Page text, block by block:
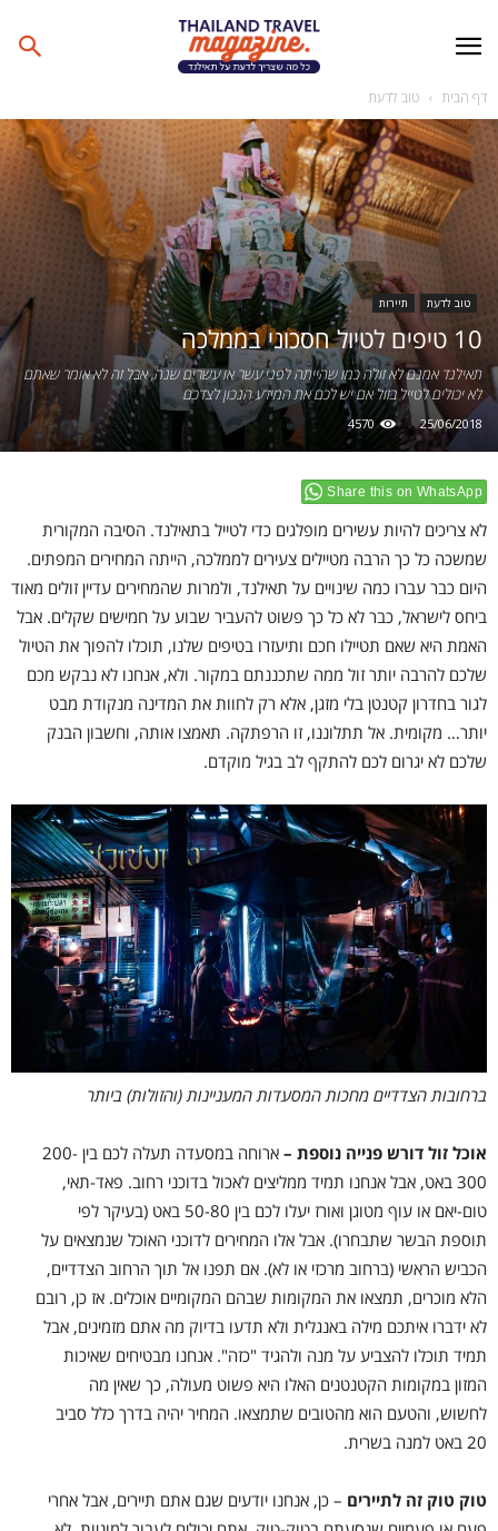
דף הבית טוב לדעת
טוב לדעת תיירות
10 טיפים לטיול חסכוני בממלכה
תאילנד אמנם לא זולה כמו שהייתה לפני עשר או עשרים שנה, אבל זה לא אומר שאתם
לא יכולים לטייל בזול אם יש לכם את המידע הנכון לצדכם
25/06/2018
4570
Share this on WhatsApp
לא צריכים להיות עשירים מופלגים כדי לטייל בתאילנד. הסיבה המקורית
שמשכה כל כך הרבה מטיילים צעירים לממלכה, הייתה המחירים המפתים.
היום כבר עברו כמה שינויים על תאילנד, ולמרות שהמחירים עדיין זולים מאוד
ביחס לישראל, כבר לא כל כך פשוט להעביר שבוע על חמישים שקלים. אבל
האמת היא שאם תטיילו חכם ותיעזרו בטיפים שלנו, תוכלו להפוך את הטיול
שלכם להרבה יותר זול ממה שתכננתם במקור. ולא, אנחנו לא נבקש מכם
לגור בחדרון קטנטן בלי מזגן, אלא רק לחוות את המדינה מנקודת מבט
יותר… מקומית. אל תתלוננו, זו הרפתקה. תאמצו אותה, וחשבון הבנק
שלכם לא יגרום לכם להתקף לב בגיל מוקדם.
ברחובות הצדדיים מחכות המסעדות המעניינות (והזולות) ביותר
אוכל זול דורש פנייה נוספת –
ארוחה במסעדה תעלה לכם בין 200-
300 באט, אבל אנחנו תמיד ממליצים לאכול בדוכני רחוב. פאד-תאי,
טום-יאם או עוף מטוגן ואורז יעלו לכם בין 50-80 באט (בעיקר לפי
תוספת הבשר שתבחרו). אבל אלו המחירים לדוכני האוכל שנמצאים על
הכביש הראשי (ברחוב מרכזי או לא). אם תפנו אל תוך הרחוב הצדדיים,
הלא מוכרים, תמצאו את המקומות שבהם המקומיים אוכלים. אז כן, רובם
לא ידברו איתכם מילה באנגלית ולא תדעו בדיוק מה אתם מזמינים, אבל
תמיד תוכלו להצביע על מנה ולהגיד "כזה". אנחנו מבטיחים שאיכות
המזון במקומות הקטנטנים האלו היא פשוט מעולה, כך שאין מה
לחשוש, והטעם הוא מהטובים שתמצאו. המחיר יהיה בדרך כלל סביב
20 באט למנה בשרית.
טוק טוק זה לתיירים – כן, אנחנו יודעים שגם אתם תיירים, אבל אחרי